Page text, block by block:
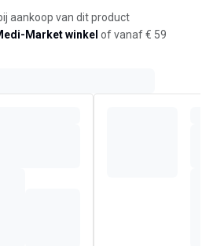
Geschikt voor gezicht, lichaam,
intieme zones. Vormt een
fysiologische pH en bevat 90%
oorsprong.
aankoop van dit product
Market winkel of vanaf € 59